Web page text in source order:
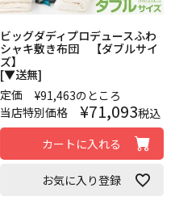
ビッグダディプロデュースふわ
シャキ敷き布団 【ダブルサイ
ズ】
[▼送無]
定価
¥91,463のところ
当店特別価格
¥71,093税込
カートに入れる
お気に入り登録